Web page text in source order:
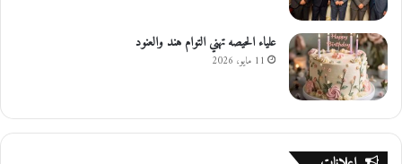
علياء الحيصه تهني التوام هند والعنود
11 مايو، 2026